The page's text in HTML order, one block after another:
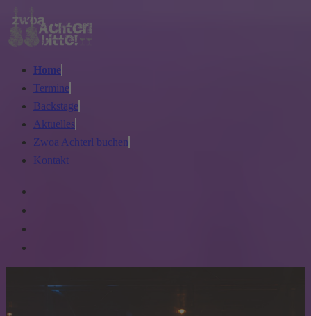
Home
Termine
Backstage
Aktuelles
Zwoa Achterl buchen
Kontakt